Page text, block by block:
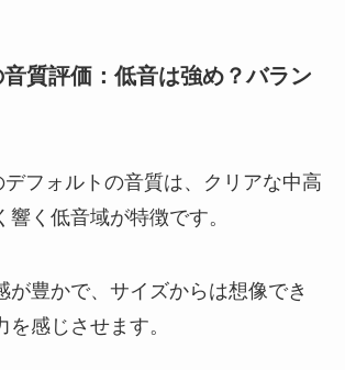
質評価：低音は強め？バラン
デフォルトの音質は、クリアな中高
響く低音域が特徴です。
が豊かで、サイズからは想像でき
感じさせます。